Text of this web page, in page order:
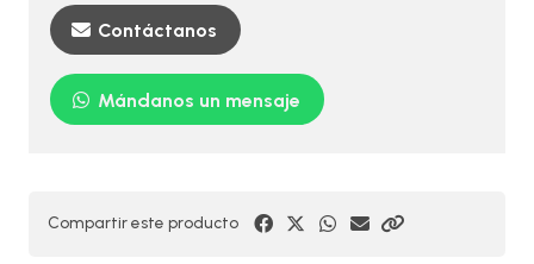
Contáctanos
Mándanos un mensaje
Compartir este producto